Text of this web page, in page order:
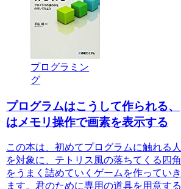
プログラミン
グ
プログラムはこうして作られる、
はメモリ操作で画素を表示する
この本は、初めてプログラムに触れる人
を対象に、テトリス風の落ちてくる四角
をうまく詰めていくゲームを作っていき
ます。君のために専用の道具を用意する